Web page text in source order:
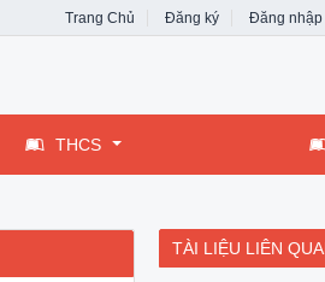
Trang Chủ Đăng ký Đăng nhập
THCS
TÀI LIỆU LIÊN